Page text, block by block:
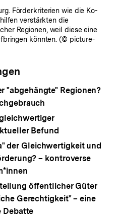
Förderkriterien wie die Ko-
verstärkten die
Regionen, weil diese eine
könnten. (© picture-
"abgehängte" Regionen?
Befund
der Gleichwertigkeit und
– kontroverse
öffentlicher Güter
Gerechtigkeit" – eine
Debatte